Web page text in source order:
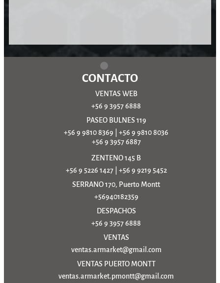
CONTACTO
VENTAS WEB
+56 9 3957 6888
PASEO BULNES 119
+56 9 9810 8369
+56 9 9810 8036
+56 9 3957 6887
ZENTENO 145 B
+56 9 5226 1427| +56 9 9219 5452
SERRANO 170, Puerto Montt
+56940182359
DESPACHOS
+56 9 3957 6888
VENTAS
ventas.armarket@gmail.com
VENTAS PUERTO MONTT
ventas.armarket.pmontt@gmail.com